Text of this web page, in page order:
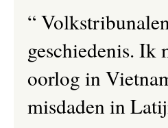
“
geschiedenis. Ik
oorlog in
misdaden in